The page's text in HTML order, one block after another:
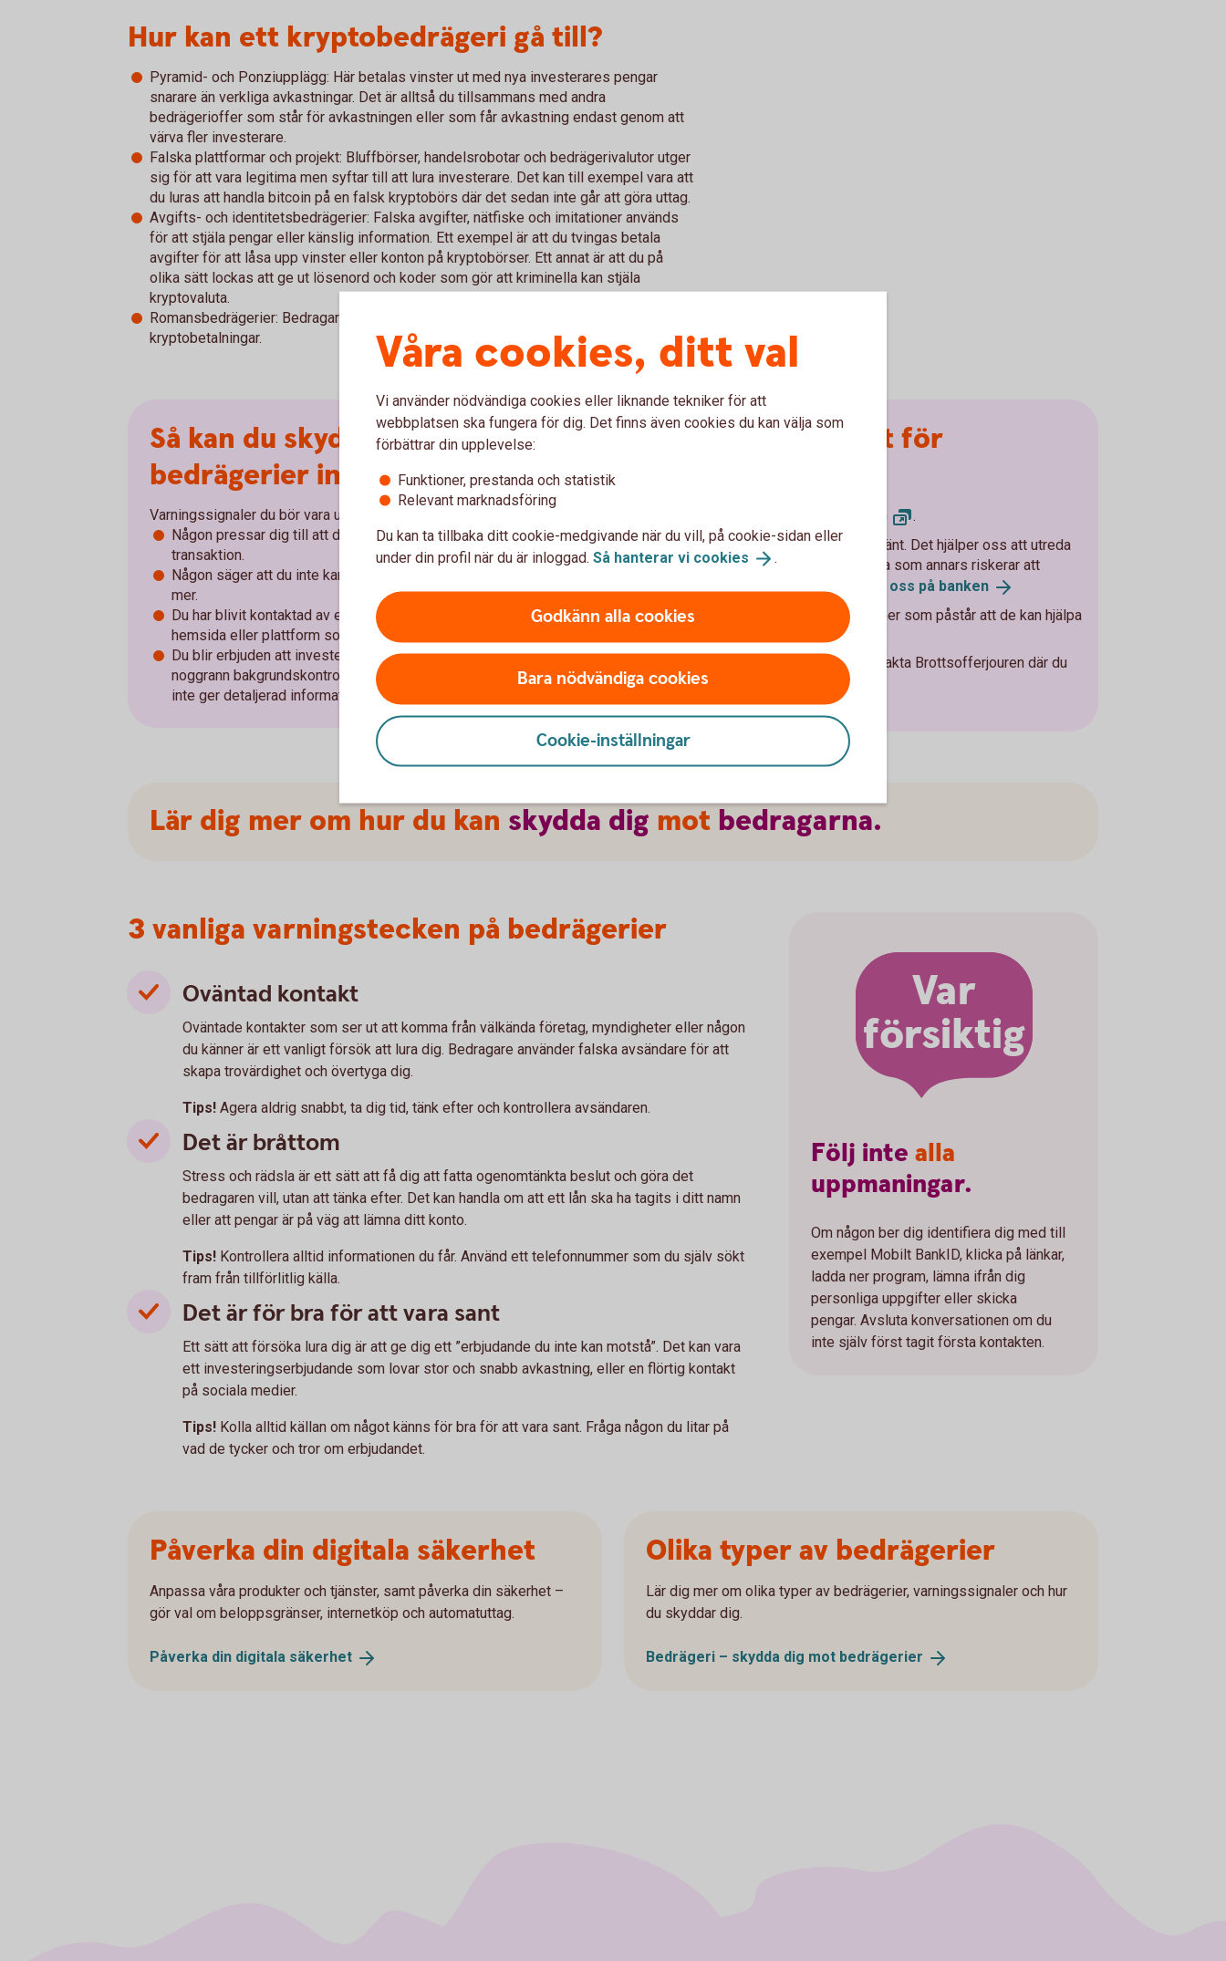
Hur kan ett kryptobedrägeri gå till?
Pyramid- och Ponziupplägg: Här betalas vinster ut med nya investerares pengar
snarare än verkliga avkastningar. Det är alltså du tillsammans med andra
bedrägerioffer som står för avkastningen eller som får avkastning endast genom att
värva fler investerare.
Falska plattformar och projekt: Bluffbörser, handelsrobotar och bedrägerivalutor utger
sig för att vara legitima men syftar till att lura investerare. Det kan till exempel vara att
du luras att handla bitcoin på en falsk kryptobörs där det sedan inte går att göra uttag.
Avgifts- och identitetsbedrägerier: Falska avgifter, nätfiske och imitationer används
för att stjäla pengar eller känslig information. Ett exempel är att du tvingas betala
avgifter för att låsa upp vinster eller konton på kryptobörser. Ett annat är att du på
olika sätt lockas att ge ut lösenord och koder som gör att kriminella kan stjäla
kryptovaluta.
Romansbedrägerier: Bedragare bygger upp förtroende online och ber sedan om
kryptobetalningar.
Så kan du skydda dig mot
bedrägerier inom krypto
Varningssignaler du bör vara uppmärksam på:
Någon pressar dig till att det är bråttom att genomföra en
transaktion.
Någon säger att du inte kan ta ut pengar om du inte sätter in
mer.
Du har blivit kontaktad av en rådgivare och hänvisad till en
hemsida eller plattform som inte är känd.
Du blir erbjuden att investera i en börsintroduktion. Gör alltid en
noggrann bakgrunds­kontroll och var försiktig med projekt som
inte ger detaljerad information.
Om du blivit utsatt för
(polisen.se)
.
Ring oss och berätta vad som har hänt. Det hjälper oss att utreda
det inträffade vilket kan hjälpa andra som annars riskerar att
Kontakta oss på banken
Avbryt all kontakt, även med personer som påstår att de kan hjälpa
Ta hjälp av din omgivning, eller kontakta Brottsofferjouren där du
bor.Brottsofferjouren.
Lär dig mer om hur du kan skydda dig mot bedragarna.
3 vanliga varningstecken på bedrägerier
Oväntad kontakt
Oväntade kontakter som ser ut att komma från välkända företag, myndigheter eller någon
du känner är ett vanligt försök att lura dig. Bedragare använder falska avsändare för att
skapa trovärdighet och övertyga dig.
Tips! Agera aldrig snabbt, ta dig tid, tänk efter och kontrollera avsändaren.
Det är bråttom
Stress och rädsla är ett sätt att få dig att fatta ogenomtänkta beslut och göra det
bedragaren vill, utan att tänka efter. Det kan handla om att ett lån ska ha tagits i ditt namn
eller att pengar är på väg att lämna ditt konto.
Tips! Kontrollera alltid informationen du får. Använd ett telefonnummer som du själv sökt
fram från tillförlitlig källa.
Det är för bra för att vara sant
Ett sätt att försöka lura dig är att ge dig ett ”erbjudande du inte kan motstå”. Det kan vara
ett investeringserbjudande som lovar stor och snabb avkastning, eller en flörtig kontakt
på sociala medier.
Tips! Kolla alltid källan om något känns för bra för att vara sant. Fråga någon du litar på
vad de tycker och tror om erbjudandet.
Var
försiktig
Följ inte alla
uppmaningar.
Om någon ber dig identifiera dig med till
exempel Mobilt BankID, klicka på länkar,
ladda ner program, lämna ifrån dig
personliga uppgifter eller skicka
pengar. Avsluta konversationen om du
inte själv först tagit första kontakten.
Påverka din digitala säkerhet
Anpassa våra produkter och tjänster, samt påverka din säkerhet –
gör val om beloppsgränser, internetköp och automatuttag.
Påverka din digitala säkerhet
Olika typer av bedrägerier
Lär dig mer om olika typer av bedrägerier, varningssignaler och hur
du skyddar dig.
Bedrägeri – skydda dig mot bedrägerier
Våra cookies, ditt val
Vi använder nödvändiga cookies eller liknande tekniker för att
webbplatsen ska fungera för dig. Det finns även cookies du kan välja som
förbättrar din upplevelse:
Funktioner, prestanda och statistik
Relevant marknadsföring
Du kan ta tillbaka ditt cookie-medgivande när du vill, på cookie-sidan eller
under din profil när du är inloggad. Så hanterar vi cookies .
Godkänn alla cookies
Bara nödvändiga cookies
Cookie-inställningar